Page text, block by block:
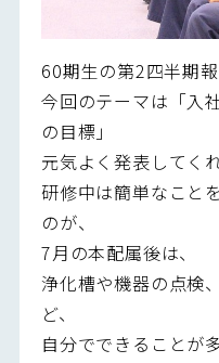
60期生の第2四半期
今回のテーマは「入
の目標」
元気よく発表してく
研修中は簡単なこと
のが、
7月の本配属後は、
浄化槽や機器の点検
ど、
自分でできることが